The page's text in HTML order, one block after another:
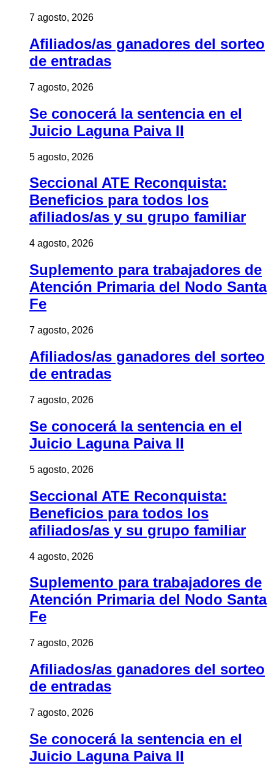
7 agosto, 2026
Afiliados/as ganadores del sorteo
de entradas
7 agosto, 2026
Se conocerá la sentencia en el
Juicio Laguna Paiva II
5 agosto, 2026
Seccional ATE Reconquista:
Beneficios para todos los
afiliados/as y su grupo familiar
4 agosto, 2026
Suplemento para trabajadores de
Atención Primaria del Nodo Santa
Fe
7 agosto, 2026
Afiliados/as ganadores del sorteo
de entradas
7 agosto, 2026
Se conocerá la sentencia en el
Juicio Laguna Paiva II
5 agosto, 2026
Seccional ATE Reconquista:
Beneficios para todos los
afiliados/as y su grupo familiar
4 agosto, 2026
Suplemento para trabajadores de
Atención Primaria del Nodo Santa
Fe
7 agosto, 2026
Afiliados/as ganadores del sorteo
de entradas
7 agosto, 2026
Se conocerá la sentencia en el
Juicio Laguna Paiva II